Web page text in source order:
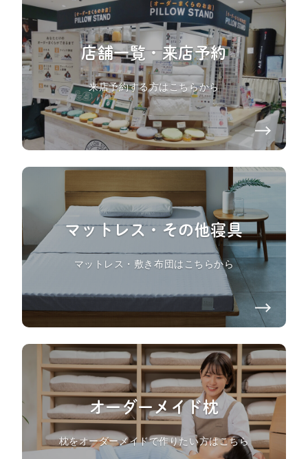
店舗一覧・来店予約
来店予約する方はこちらから
マットレス・その他寝具
マットレス・敷き布団はこちらから
オーダーメイド枕
枕をオーダーメイドで作りたい方はこちら